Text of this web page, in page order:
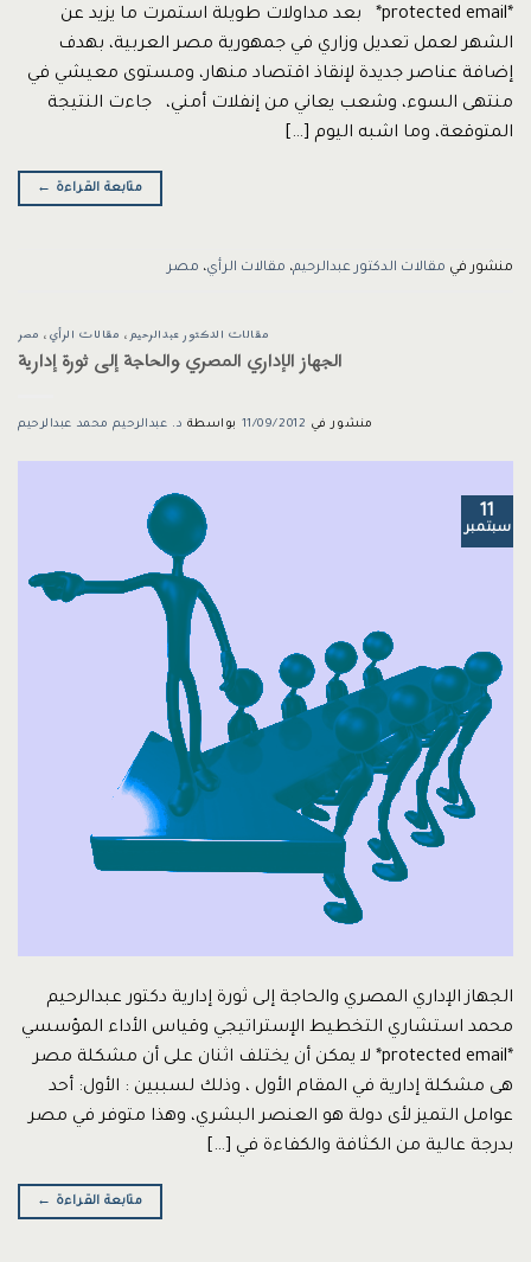
*protected email* بعد مداولات طويلة استمرت ما يزيد عن
الشهر لعمل تعديل وزاري في جمهورية مصر العربية، بهدف
إضافة عناصر جديدة لإنقاذ اقتصاد منهار، ومستوى معيشي في
منتهى السوء، وشعب يعاني من إنفلات أمني، جاءت النتيجة
المتوقعة، وما اشبه اليوم […]
متابعة القراءة ←
منشور في مقالات الدكتور عبدالرحيم، مقالات الرأي، مصر
مقالات الدكتور عبدالرحيم، مقالات الرأي، مصر
الجهاز الإداري المصري والحاجة إلى ثورة إدارية
منشور في 11/09/2012 بواسطة د. عبدالرحيم محمد عبدالرحيم
11
سبتمبر
الجهاز الإداري المصري والحاجة إلى ثورة إدارية دكتور عبدالرحيم
محمد استشاري التخطيط الإستراتيجي وقياس الأداء المؤسسي
*protected email* لا يمكن أن يختلف اثنان على أن مشكلة مصر
هى مشكلة إدارية في المقام الأول ، وذلك لسببين : الأول: أحد
عوامل التميز لأى دولة هو العنصر البشري، وهذا متوفر في مصر
بدرجة عالية من الكثافة والكفاءة في […]
متابعة القراءة ←